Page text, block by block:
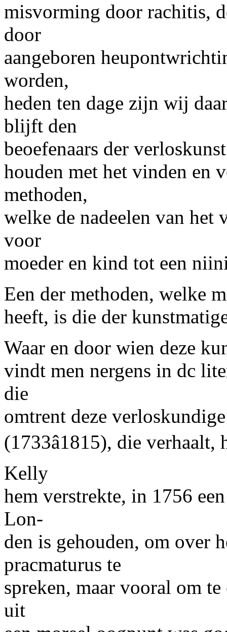
misvorming door rachitis,
door
aangeboren
worden,
heden ten dage zijn wij
blijft den
beoefenaars der
houden met het vinden en
methoden,
welke de nadeelen van het
voor
moeder en kind tot een
Een der methoden, welke
heeft, is die der
Waar en door wien deze
vindt men nergens in dc
die
omtrent deze
(1733â1815), die
Kelly
hem verstrekte, in 1756
Lon-
den is gehouden, om over
pracmaturus te
spreken, maar vooral om
uit